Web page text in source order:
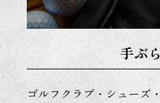
手ぶ
ゴルフクラブ・シューズ